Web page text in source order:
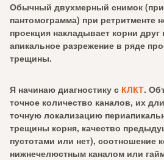
Обычный двухмерный снимок
пантомограмма) при ретритменте
проекция накладывает корни друг
апикальное разрежение в ряде
трещины.
Я начинаю диагностику с КЛКТ.
точное количество каналов, их
точную локализацию
трещины корня, качество
пустотами или нет), соотношение
нижнечелюстным каналом или